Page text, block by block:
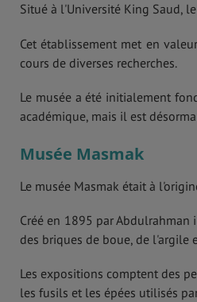
Situé à l'Université King Saud,
Cet établissement met en
cours de diverses recherches.
Le musée a été initialement
académique, mais il est
Musée Masmak
Le musée Masmak était à
Créé en 1895 par
des briques de boue, de l'argile
Les expositions comptent des
les fusils et les épées utilisés